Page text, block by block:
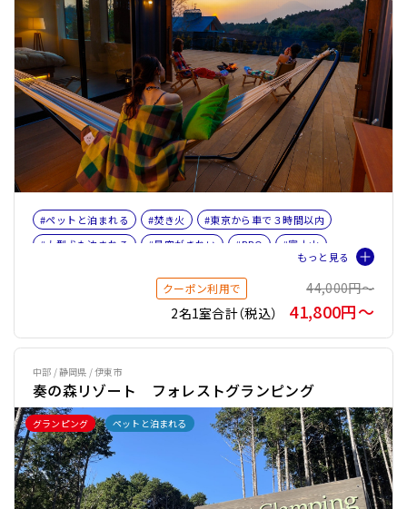
#ペットと泊まれる #焚き火
#東京から車で３時間以内
#大型犬も泊まれる
#星空がきれい #BBQ
#富士山
クーポン利用で
44,000円〜
2名1室合計（税込）
41,800円〜
グランピング ペットと泊まれる
中部 / 静岡県 / 伊東市
奏の森リゾート フォレストグランピング